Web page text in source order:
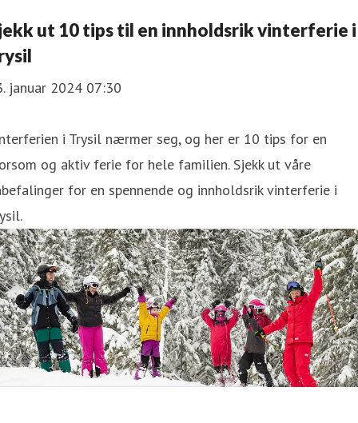
ut 10 tips til en innholdsrik vinterferie i
januar 2024 07:30
i Trysil nærmer seg, og her er 10 tips for en
og aktiv ferie for hele familien. Sjekk ut våre
for en spennende og innholdsrik vinterferie i